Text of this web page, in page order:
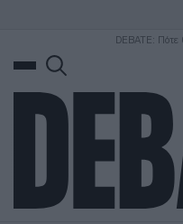
DEBATE: Πότε